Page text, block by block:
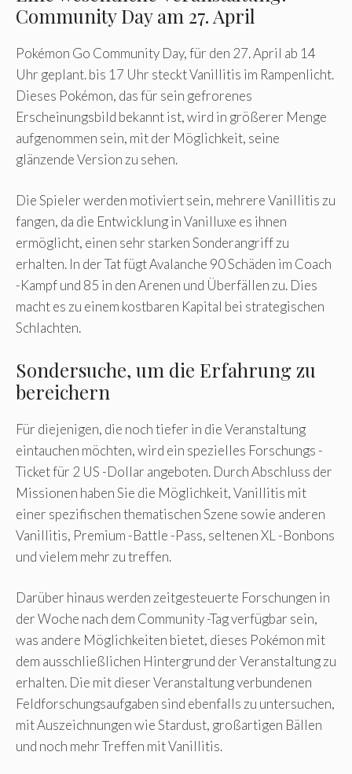
Community Day am 27. April
Pokémon Go Community Day, für den 27. April ab 14
Uhr geplant. bis 17 Uhr steckt Vanillitis im Rampenlicht.
Dieses Pokémon, das für sein gefrorenes
Erscheinungsbild bekannt ist, wird in größerer Menge
aufgenommen sein, mit der Möglichkeit, seine
glänzende Version zu sehen.
Die Spieler werden motiviert sein, mehrere Vanillitis zu
fangen, da die Entwicklung in Vanilluxe es ihnen
ermöglicht, einen sehr starken Sonderangriff zu
erhalten. In der Tat fügt Avalanche 90 Schäden im Coach
-Kampf und 85 in den Arenen und Überfällen zu. Dies
macht es zu einem kostbaren Kapital bei strategischen
Schlachten.
Sondersuche, um die Erfahrung zu
bereichern
Für diejenigen, die noch tiefer in die Veranstaltung
eintauchen möchten, wird ein spezielles Forschungs -
Ticket für 2 US -Dollar angeboten. Durch Abschluss der
Missionen haben Sie die Möglichkeit, Vanillitis mit
einer spezifischen thematischen Szene sowie anderen
Vanillitis, Premium -Battle -Pass, seltenen XL -Bonbons
und vielem mehr zu treffen.
Darüber hinaus werden zeitgesteuerte Forschungen in
der Woche nach dem Community -Tag verfügbar sein,
was andere Möglichkeiten bietet, dieses Pokémon mit
dem ausschließlichen Hintergrund der Veranstaltung zu
erhalten. Die mit dieser Veranstaltung verbundenen
Feldforschungsaufgaben sind ebenfalls zu untersuchen,
mit Auszeichnungen wie Stardust, großartigen Bällen
und noch mehr Treffen mit Vanillitis.